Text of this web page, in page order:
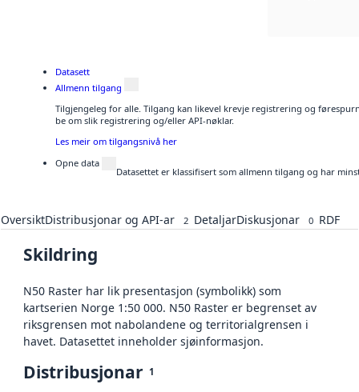
Datasett
Allmenn tilgang
Tilgjengeleg for alle. Tilgang kan likevel krevje registrering og
be om slik registrering og/eller API-nøklar.
Les meir om tilgangsnivå her
Opne data
Datasettet er klassifisert som allmenn tilgang og har
OversiktDistribusjonar og API-ar 2 DetaljarDiskusjonar 0 RDF
Skildring
N50 Raster har lik presentasjon (symbolikk) som
kartserien Norge 1:50 000. N50 Raster er begrenset av
riksgrensen mot nabolandene og territorialgrensen i
havet. Datasettet inneholder sjøinformasjon.
Distribusjonar 1